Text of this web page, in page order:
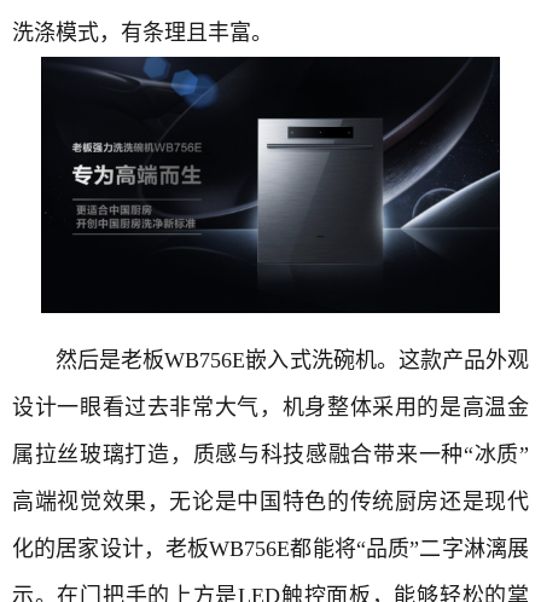
洗涤模式，有条理且丰富。
然后是老板WB756E嵌入式洗碗机。这款产品外观
设计一眼看过去非常大气，机身整体采用的是高温金
属拉丝玻璃打造，质感与科技感融合带来一种“冰质”
高端视觉效果，无论是中国特色的传统厨房还是现代
化的居家设计，老板WB756E都能将“品质”二字淋漓展
示。在门把手的上方是LED触控面板，能够轻松的掌